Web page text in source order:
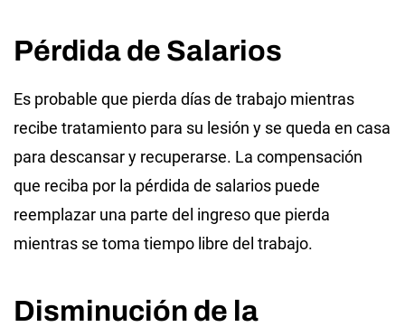
Pérdida de Salarios
Es probable que pierda días de trabajo mientras
recibe tratamiento para su lesión y se queda en casa
para descansar y recuperarse. La compensación
que reciba por la pérdida de salarios puede
reemplazar una parte del ingreso que pierda
mientras se toma tiempo libre del trabajo.
Disminución de la